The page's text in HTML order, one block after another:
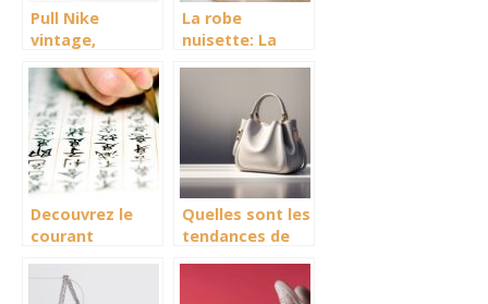
Pull Nike
vintage,
trouver une
pépite ?
La robe
nuisette: La
Decouvrez le
courant
Sumie-e !
Quelles sont les
tendances de